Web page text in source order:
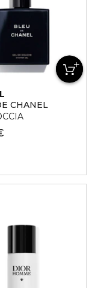
CHANEL